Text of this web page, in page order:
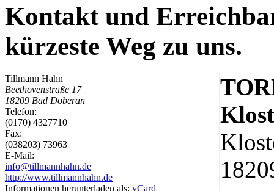
Ein Potpourri professioneller Rezepte.
Für Liebhaber der einfachen und
regionalen Küche. Nachkochbar, aber
immer mit der besonderen Note.
Nachhaltigkeit ist
mir wichtig.
Kontakt und
kürzeste Weg zu uns.
Tillmann Hahn
Beethovenstraße 17
18209 Bad Doberan
Telefon:
(0170) 4327710
Fax:
(038203) 73963
E-Mail:
info@tillmannhahn.de
http://www.tillmannhahn.de
Informationen herunterladen als: vCard